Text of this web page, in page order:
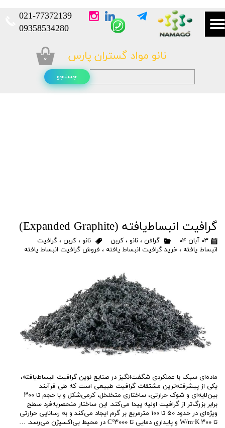
نانو مواد گستران پارس
021-77372139​​​​​​​
​​​​​​​09358534280
جستجو
۰
گرافیت انبساط‌یافته (Expanded Graphite)
۰۳ آبان ۰۴ گرافن ، نانو ، کربن نانو ، کربن ، گرافیت
انبساط یافته ، خرید گرافیت انبساط یافته ، فروش گرافیت انبساط یافته
ماده‌ای سبک با عملکردی شگفت‌انگیز در صنایع نوین گرافیت انبساط‌یافته،
یکی از پیشرفته‌ترین مشتقات گرافیت طبیعی است که طی فرآیند
بین‌لایه‌ای و شوک حرارتی، ساختاری متخلخل، کرمی‌شکل و با حجم تا ۳۰۰
برابر بزرگ‌تر از گرافیت اولیه پیدا می‌کند. این ساختار منحصربه‌فرد سطح
ویژه‌ای در حدود ۵۰ تا ۱۰۰ مترمربع بر گرم ایجاد می‌کند و به رسانایی حرارتی
تا ۳۰۰ W/m·K و پایداری دمایی تا ۳۰۰۰°C در محیط بی‌اکسیژن می‌رسد. …